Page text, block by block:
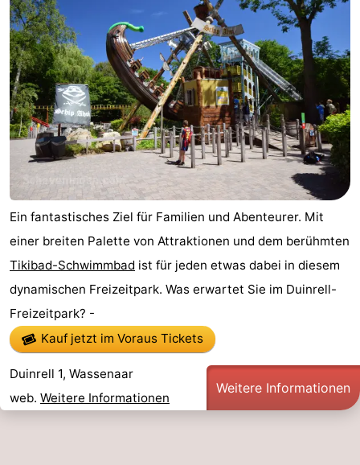
Ein fantastisches Ziel für Familien und Abenteurer. Mit
einer breiten Palette von Attraktionen und dem berühmten
Tikibad-Schwimmbad ist für jeden etwas dabei in diesem
dynamischen Freizeitpark. Was erwartet Sie im Duinrell-
Freizeitpark? -
Kauf jetzt im Voraus Tickets
Duinrell 1, Wassenaar
web. Weitere Informationen
Weitere Informationen